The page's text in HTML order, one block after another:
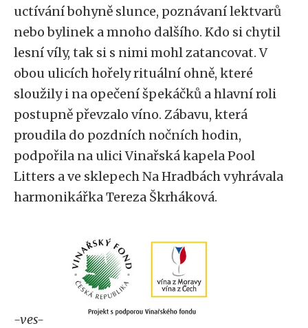
uctívání bohyně slunce, poznávaní lektvarů
nebo bylinek a mnoho dalšího. Kdo si chytil
lesní víly, tak si s nimi mohl zatancovat. V
obou ulicích hořely rituální ohně, které
sloužily i na opečení špekáčků a hlavní roli
postupně převzalo víno. Zábavu, která
proudila do pozdních nočních hodin,
podpořila na ulici Vinařská kapela Pool
Litters a ve sklepech Na Hradbách vyhrávala
harmonikářka Tereza Škrháková.
-ves-